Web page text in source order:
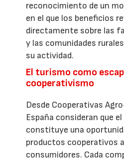
reconocimiento de un
en el que los beneficios
directamente sobre las
y las comunidades
su actividad.
El turismo como
cooperativismo
Desde Cooperativas
España consideran que
constituye una
productos cooperativos
consumidores. Cada